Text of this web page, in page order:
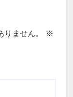
ません。
※